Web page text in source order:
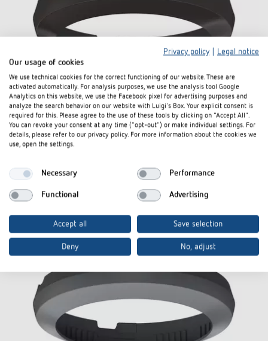
Cover 110 BK
Artikel-Nr. 9070851
Datenblatt
Privacy policy
Legal notice
Our usage of cookies
We use technical cookies for the correct functioning of our website. These are
activated automatically. For analysis purposes, we use the analysis tool Google
Analytics on this website, we use the Facebook pixel for advertising purposes and
analyze the search behavior on our website with Luigi's Box. Your explicit consent is
required for this. Please agree to the use of these tools by clicking on "Accept All".
You can revoke your consent at any time ("opt-out") or make individual settings. For
details, please refer to our privacy policy. For more information about the cookies we
use, open the settings.
Necessary Performance
Functional Advertising
Accept all Save selection
Deny No, adjust